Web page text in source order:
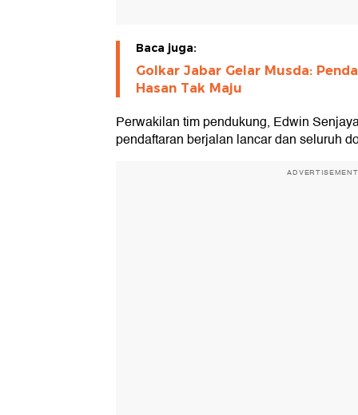
Baca juga:
Golkar Jabar Gelar Musda:
Hasan Tak Maju
Perwakilan tim pendukung, Edwin
pendaftaran berjalan lancar dan seluruh
ADVERTISEMENT